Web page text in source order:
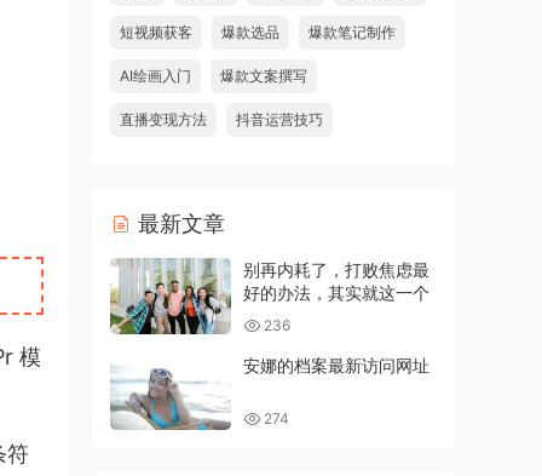
模
符
短视频获客 爆款选品 爆款笔记制作
AI绘画入门 爆款文案撰写
直播变现方法 抖音运营技巧
最新文章
别再内耗了，打败焦虑最
好的办法，其实就这一个
236
安娜的档案最新访问网址
274